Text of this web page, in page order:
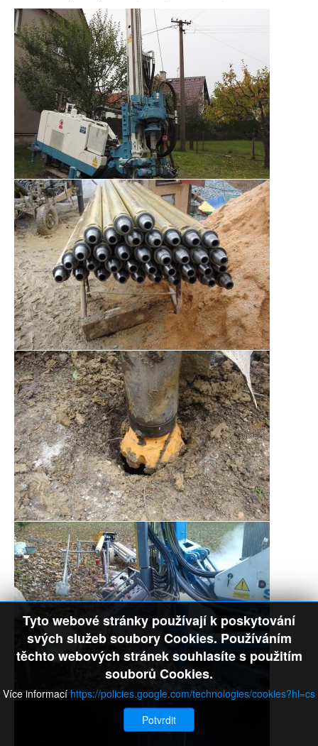
Tyto webové stránky používají k poskytování
svých služeb soubory Cookies. Používáním
těchto webových stránek souhlasíte s použitím
souborů Cookies.
Více informacíhttps://policies.google.com/technologies/cookies?hl=cs
Potvrdit